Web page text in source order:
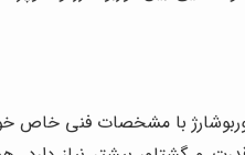
توربوشارژ با مشخصات فنی